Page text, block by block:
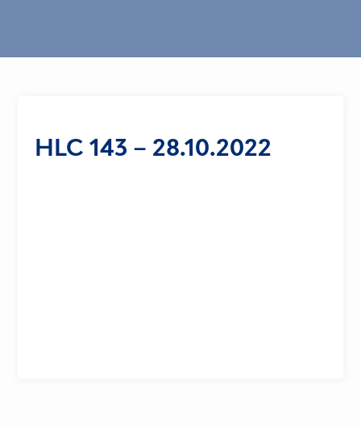
HLC 143 – 28.10.2022